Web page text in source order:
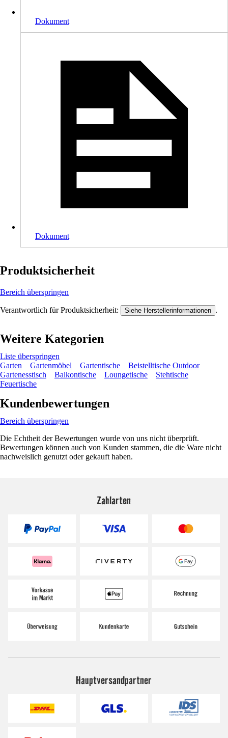
Dokument
Dokument
Produktsicherheit
Bereich überspringen
Verantwortlich für Produktsicherheit: Siehe Herstellerinformationen .
Weitere Kategorien
Liste überspringen
Garten
Gartenmöbel Gartentische
Beistelltische Outdoor
Gartenesstisch
Balkontische Loungetische
Stehtische
Feuertische
Kundenbewertungen
Bereich überspringen
Die Echtheit der Bewertungen wurde von uns nicht überprüft.
Bewertungen können auch von Kunden stammen, die die Ware nicht
nachweislich genutzt oder gekauft haben.
Zahlarten
Hauptversandpartner